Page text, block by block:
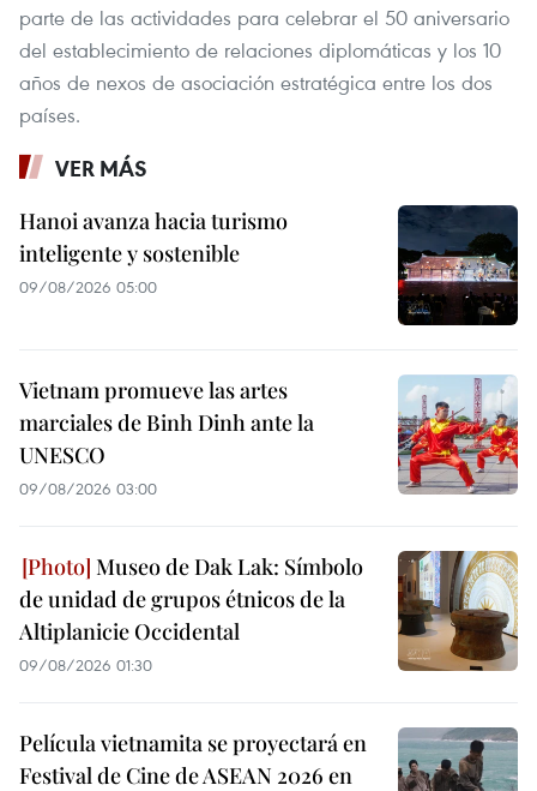
parte de las actividades para celebrar el 50 aniversario
del establecimiento de relaciones diplomáticas y los 10
años de nexos de asociación estratégica entre los dos
países.
VER MÁS
Hanoi avanza hacia turismo
inteligente y sostenible
09/08/2026 05:00
Vietnam promueve las artes
marciales de Binh Dinh ante la
UNESCO
09/08/2026 03:00
Museo de Dak Lak: Símbolo
de unidad de grupos étnicos de la
Altiplanicie Occidental
09/08/2026 01:30
Película vietnamita se proyectará en
Festival de Cine de ASEAN 2026 en